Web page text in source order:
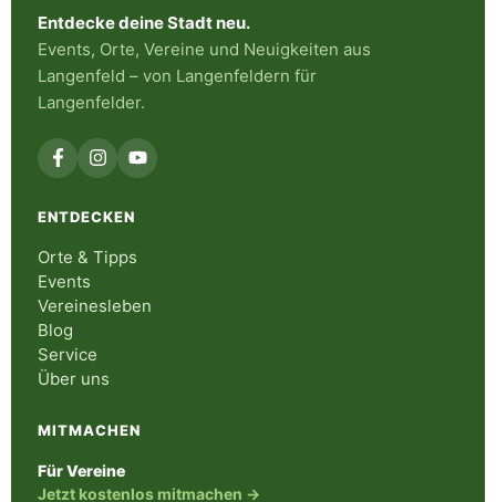
Entdecke deine Stadt neu.
Events, Orte, Vereine und Neuigkeiten aus
Langenfeld – von Langenfeldern für
Langenfelder.
ENTDECKEN
Orte & Tipps
Events
Vereinesleben
Blog
Service
Über uns
MITMACHEN
Für Vereine
Jetzt kostenlos mitmachen →